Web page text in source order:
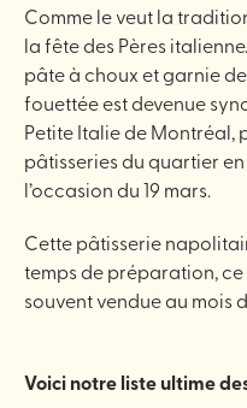
Comme le veut la
la fête des Pères
pâte à choux et garnie
fouettée est devenue
Petite Italie de Montréal,
pâtisseries du quartier
l’occasion du 19 mars.
Cette pâtisserie
temps de préparation,
souvent vendue au mois
Voici notre liste ultime